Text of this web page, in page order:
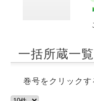
一括所蔵一覧
巻号をクリックす